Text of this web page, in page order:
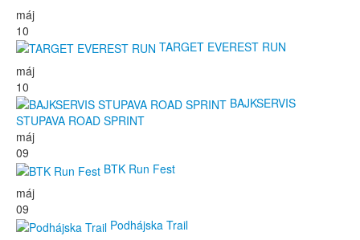
máj
10
TARGET EVEREST RUN
máj
10
BAJKSERVIS
STUPAVA ROAD SPRINT
máj
09
BTK Run Fest
máj
09
Podhájska Trail